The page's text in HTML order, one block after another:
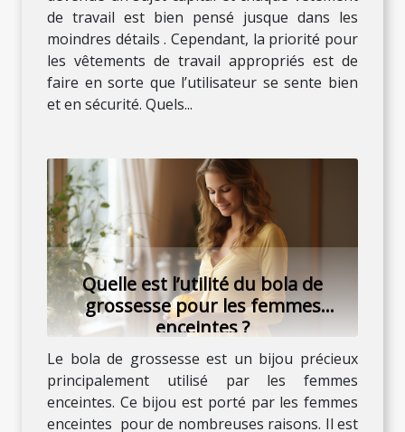
de travail est bien pensé jusque dans les
moindres détails . Cependant, la priorité pour
les vêtements de travail appropriés est de
faire en sorte que l’utilisateur se sente bien
et en sécurité. Quels...
Quelle est l’utilité du bola de
grossesse pour les femmes
enceintes ?
Le bola de grossesse est un bijou précieux
principalement utilisé par les femmes
enceintes. Ce bijou est porté par les femmes
enceintes pour de nombreuses raisons. Il est